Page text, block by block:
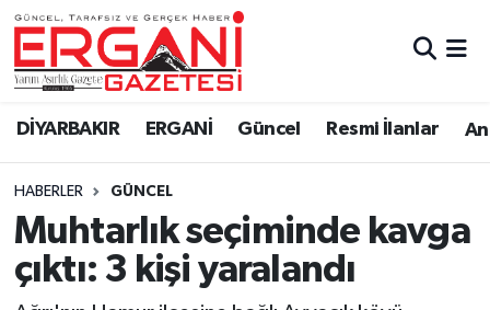
DİYARBAKIR ERGANİ Güncel Resmi İlanlar
HABERLER GÜNCEL
Muhtarlık seçiminde kavga
çıktı: 3 kişi yaralandı
DİYARBAKIR
BİSMİL
BAĞLAR
ERGANİ
Güncel
Eği̇ti̇m
Resmi İlanlar
Ergani Nöbetçi Eczaneler
Ergani Hava Durumu
Ergani Trafik Yoğunluk Haritası
Süper Lig Puan Durumu ve Fikstür
Tüm Manşetler